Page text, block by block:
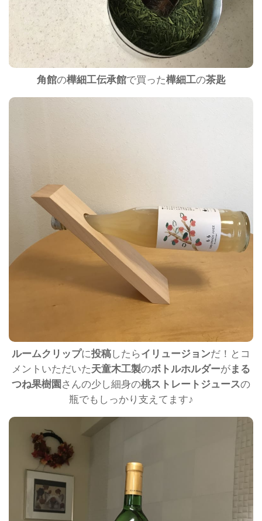
角館の樺細工伝承館で買った樺細工の茶匙
ルームクリップに投稿したらイリュージョンだ！とコ
メントいただいた天童木工製のボトルホルダーがまる
つね果樹園 さんの少し細身の桃ストレートジュースの
瓶でもしっかり支えてます♪